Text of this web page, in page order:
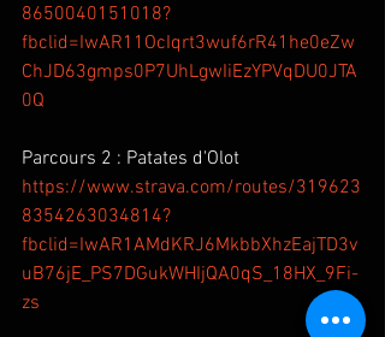
8650040151018?
fbclid=IwAR11OcIqrt3wuf6rR41he0eZw
ChJD63gmps0P7UhLgwIiEzYPVqDU0JTA
0Q
Parcours 2 : Patates d'Olot
https://www.strava.com/routes/319623
8354263034814?
fbclid=IwAR1AMdKRJ6MkbbXhzEajTD3v
uB76jE_PS7DGukWHIjQA0qS_18HX_9Fi-
zs